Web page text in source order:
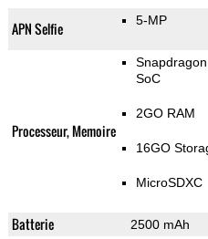
APN Selfie 5-MP
Processeur, Memoire
SoC
2GO RAM
16GO
MicroSDXC
Batterie 2500 mAh